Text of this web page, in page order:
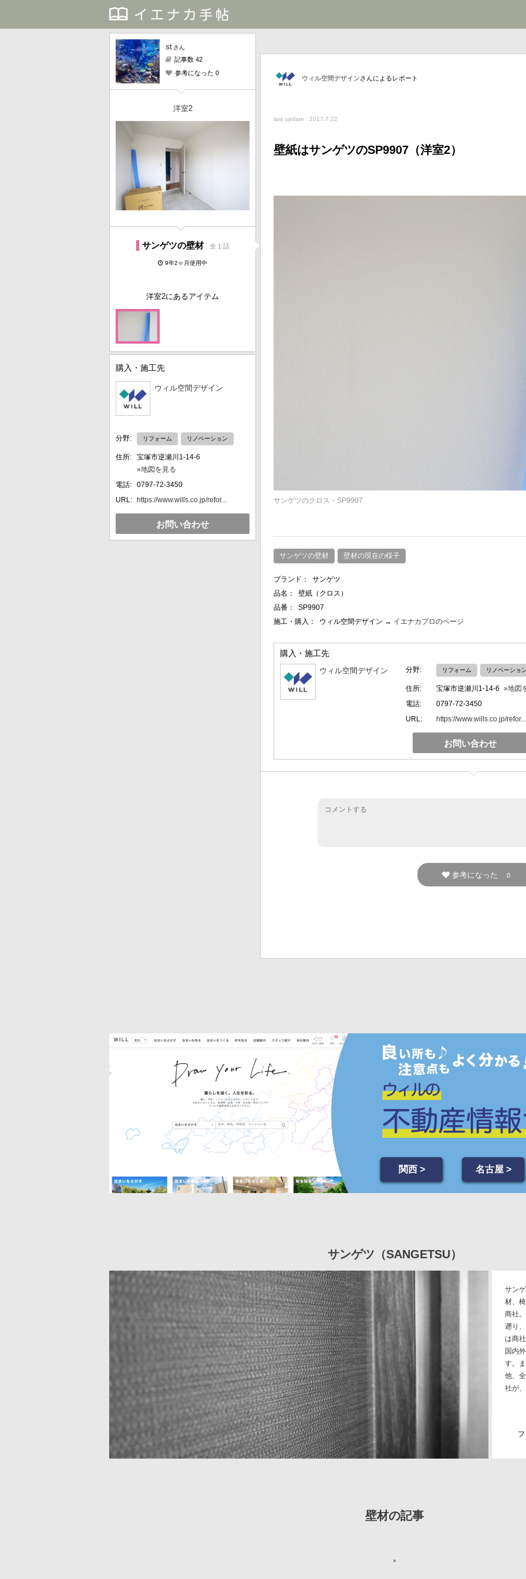
st さん
記事数 42
参考になった 0
洋室2
サンゲツの壁材 全 1 話
9年2ヶ月使用中
洋室2にあるアイテム
購入・施工先
ウィル空間デザイン
分野: リフォーム リノベーション
住所:
宝塚市逆瀬川1-14-6
»地図を見る
電話:
0797-72-3450
URL:
https://www.wills.co.jp/refor...
お問い合わせ
ウィル空間デザインさんによるレポート
last update : 2017.7.22
壁紙はサンゲツのSP9907（洋室2）
サンゲツのクロス・SP9907
サンゲツの壁材 壁材の現在の様子
ブランド：
サンゲツ
品名：
壁紙（クロス）
品番：
SP9907
施工・購入：
ウィル空間デザイン → イエナカプロのページ
購入・施工先
ウィル空間デザイン 分野: リフォーム リノベーション
住所: 宝塚市逆瀬川1-14-6 »地図
電話:
0797-72-3450
URL:
https://www.wills.co.jp/refor...
お問い合わせ
参考になった 0
関西 > 名古屋 >
サンゲツ（SANGETSU）
サン
材、
商社
遡り
は商
国内
す。
他、
社が
壁材の記事